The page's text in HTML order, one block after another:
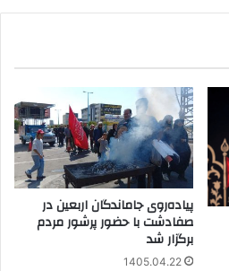
پیاده‌روی جاماندگان اربعین در
صفادشت با حضور پرشور مردم
برگزار شد
1405.04.22